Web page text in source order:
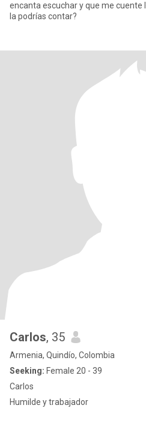
encanta escuchar y que me cuente
la podrías contar?
Carlos, 35
Armenia, Quindío, Colombia
Seeking: Female 20 - 39
Carlos
Humilde y trabajador